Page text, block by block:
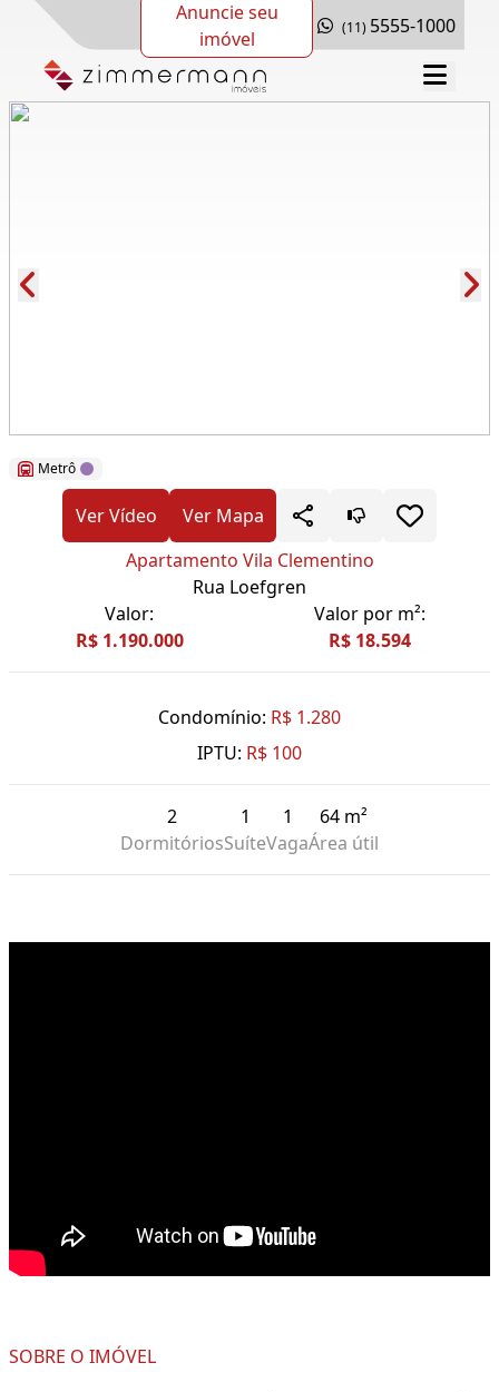
Anuncie seu
imóvel
(11) 5555-1000
Metrô
Ver Vídeo
Ver Mapa
Apartamento Vila Clementino
Rua Loefgren
Valor:
R$ 1.190.000
Valor por m²:
R$ 18.594
Condomínio: R$ 1.280
IPTU: R$ 100
2
Dormitórios
1
Suíte
1
Vaga
64 m²
Área útil
SOBRE O IMÓVEL